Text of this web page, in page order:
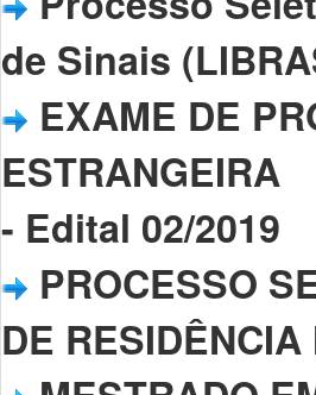
de Sinais
EXAME DE
ESTRANGEIRA
- Edital 02/2019
PROCESSO
DE